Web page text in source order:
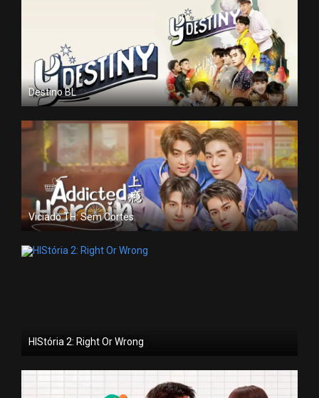
Destino BL
Viciado TH: Sem Cortes
HIStória 2: Right Or Wrong